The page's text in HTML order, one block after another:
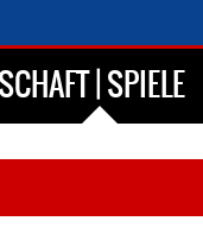
| SPIELE